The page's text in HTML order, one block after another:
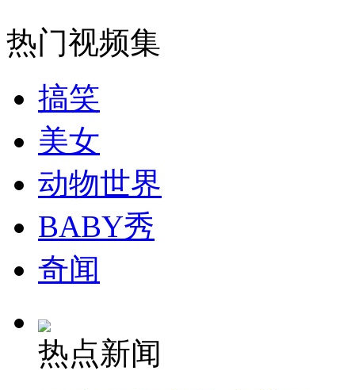
纽约上演“枕头大战”
司机酒驾遇交警 急速倒车逃窜
热门视频集
搞笑
美女
动物世界
BABY秀
奇闻
热点新闻